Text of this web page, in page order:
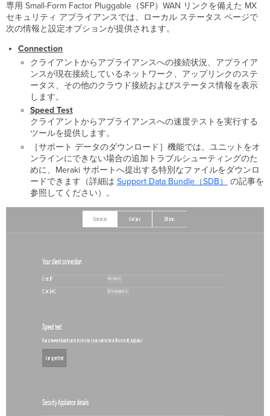
専用 Small-Form Factor Pluggable（SFP）WAN リンクを備えた MX
セキュリティ アプライアンスでは、ローカル ステータス ページで
次の情報と設定オプションが提供されます。
Connection
クライアントからアプライアンスへの接続状況、アプライア
ンスが現在接続しているネットワーク、アップリンクのステ
ータス、その他のクラウド接続およびステータス情報を表示
します。
Speed Test
クライアントからアプライアンスへの速度テストを実行する
ツールを提供します。
［サポート データのダウンロード］機能では、ユニットをオ
ンラインにできない場合の追加トラブルシューティングのた
めに、Meraki サポートへ提出する特別なファイルをダウンロ
ードできます（詳細は Support Data Bundle（SDB）
の記事を
参照してください）。